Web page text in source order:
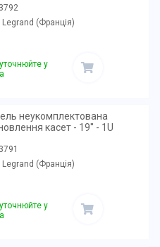
Legrand (Франція)
у
неукомплектована
касет - 19'' - 1U
Legrand (Франція)
у